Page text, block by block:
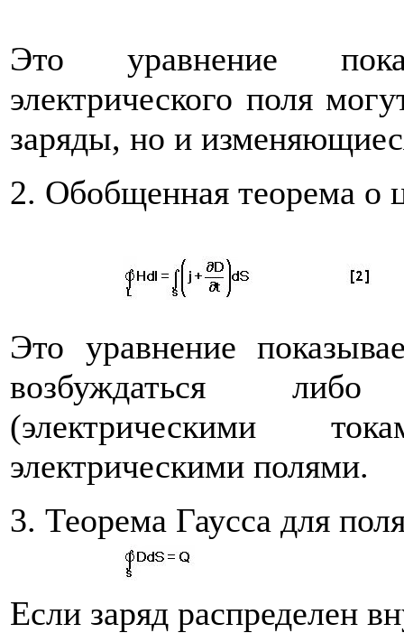
Это уравнение
электрического поля
заряды, но и
2. Обобщенная теорема о
Это уравнение
возбуждаться
(электрическими
электрическими полями.
3. Теорема Гаусса для
Если заряд распределен